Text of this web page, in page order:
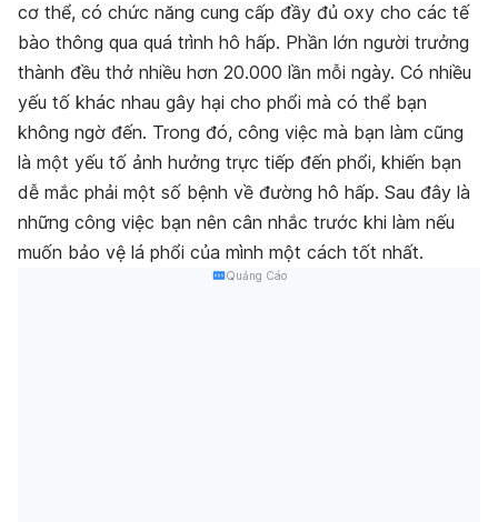
cơ thể, có chức năng cung cấp đầy đủ oxy cho các tế
bào thông qua quá trình hô hấp. Phần lớn người trưởng
thành đều thở nhiều hơn 20.000 lần mỗi ngày. Có nhiều
yếu tố khác nhau gây hại cho phổi mà có thể bạn
không ngờ đến. Trong đó, công việc mà bạn làm cũng
là một yếu tố ảnh hưởng trực tiếp đến phổi, khiến bạn
dễ mắc phải một số bệnh về đường hô hấp. Sau đây là
những công việc bạn nên cân nhắc trước khi làm nếu
muốn bảo vệ lá phổi của mình một cách tốt nhất.
Quảng Cáo